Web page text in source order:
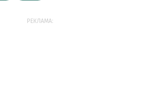
РЕКЛАМА: